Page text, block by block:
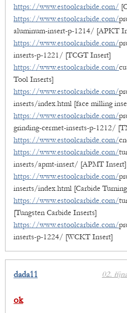
https://www.estoolcarbide.com/
https://www.estoolcarbide.com/
aluminum-insert-p-1214/ [APKT
https://www.estoolcarbide.com/
inserts-p-1221/ [TCGT Insert]
https://www.estoolcarbide.com/
Tool Inserts]
https://www.estoolcarbide.com/
inserts/index.html [face milling
https://www.estoolcarbide.com/
grinding-cermet-inserts-p-1212/
https://www.estoolcarbide.com/
https://www.estoolcarbide.com/
inserts/apmt-insert/ [APMT Insert]
https://www.estoolcarbide.com/
inserts/index.html [Carbide
https://www.estoolcarbide.com/
[Tungsten Carbide Inserts]
https://www.estoolcarbide.com/
inserts-p-1224/ [WCKT Insert]
02.
dada11
ok